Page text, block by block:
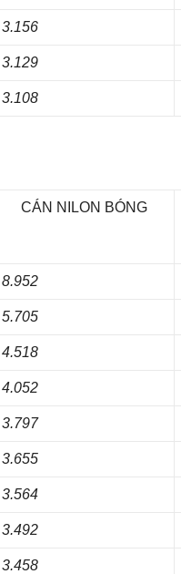
3.156
3.129
3.108
CÁN NILON BÓNG
8.952
5.705
4.518
4.052
3.797
3.655
3.564
3.492
3.458